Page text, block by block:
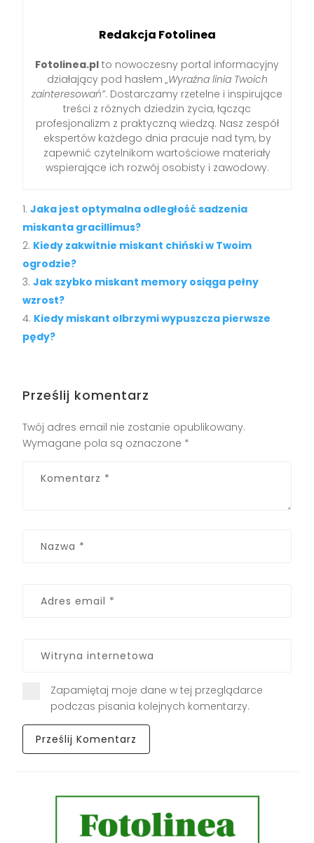
Redakcja Fotolinea
Fotolinea.pl to nowoczesny portal informacyjny
działający pod hasłem „Wyraźna linia Twoich
zainteresowań”. Dostarczamy rzetelne i inspirujące
treści z różnych dziedzin życia, łącząc
profesjonalizm z praktyczną wiedzą. Nasz zespół
ekspertów każdego dnia pracuje nad tym, by
zapewnić czytelnikom wartościowe materiały
wspierające ich rozwój osobisty i zawodowy.
Jaka jest optymalna odległość sadzenia
miskanta gracillimus?
Kiedy zakwitnie miskant chiński w Twoim
ogrodzie?
Jak szybko miskant memory osiąga pełny
wzrost?
Kiedy miskant olbrzymi wypuszcza pierwsze
pędy?
Prześlij komentarz
Twój adres email nie zostanie opublikowany.
Wymagane pola są oznaczone *
Zapamiętaj moje dane w tej przeglądarce
podczas pisania kolejnych komentarzy.